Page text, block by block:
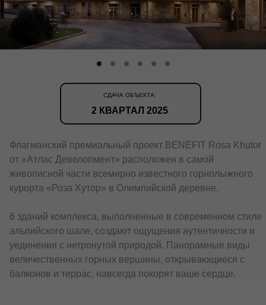
Флагманский премиальный проект BENEFIT Rosa Khutor
от «Атлас Девелопмент» расположен в самой
живописной части всемирно известного горнолыжного
курорта «Роза Хутор» в Олимпийской деревне.
6 зданий комплекса, выполненные в современном стиле
альпийского шале, создают ощущения аутентичности и
уединения с нетронутой природой. Панорамные виды
величественных горных вершины, открывающиеся с
балконов и террас, навсегда покорят ваше сердце.
СДАЧА ОБЪЕКТА:
2 КВАРТАЛ 2025